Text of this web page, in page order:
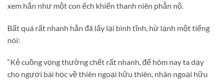
xem hắn như một con ếch khiến thanh niên phẫn nộ.
Bất quá rất nhanh hắn đã lấy lại bình tĩnh, hừ lạnh một tiếng
nói:
“Kẻ cuồng vọng thường chết rất nhanh, để hôm nay ta dạy
cho ngươi bài học về thiên ngoại hữu thiên, nhân ngoại hữu